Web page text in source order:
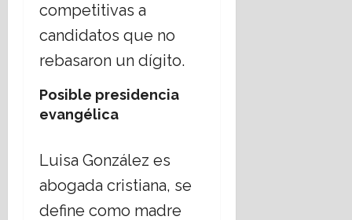
competitivas a
candidatos que no
rebasaron un dígito.
Posible presidencia
evangélica
Luisa González es
abogada cristiana, se
define como madre